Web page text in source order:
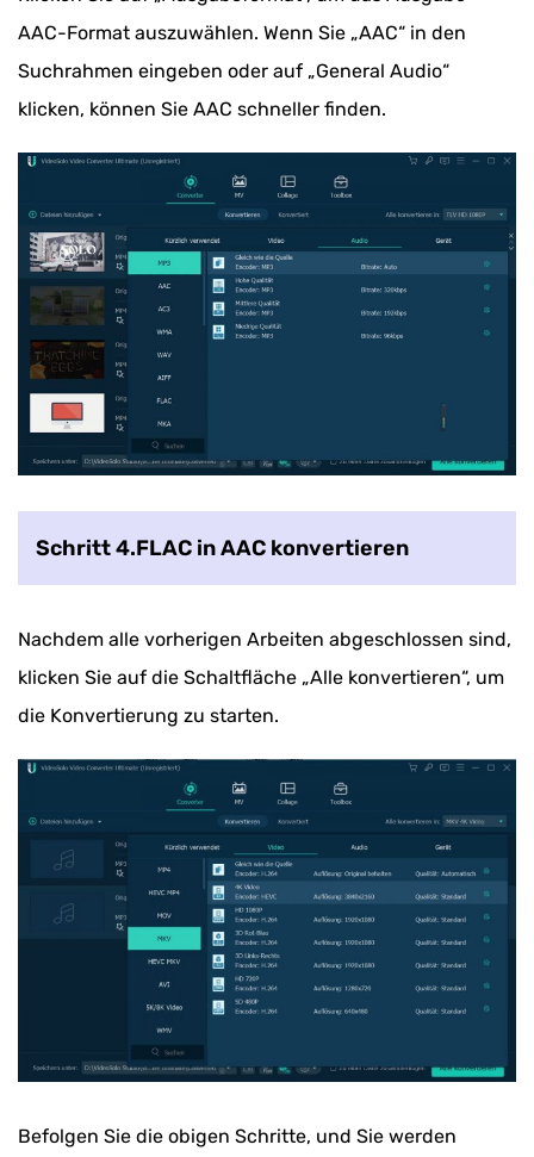
AAC-Format auszuwählen. Wenn Sie „AAC“ in den
Suchrahmen eingeben oder auf „General Audio“
klicken, können Sie AAC schneller finden.
Schritt 4.FLAC in AAC konvertieren
Nachdem alle vorherigen Arbeiten abgeschlossen sind,
klicken Sie auf die Schaltfläche „Alle konvertieren“, um
die Konvertierung zu starten.
Befolgen Sie die obigen Schritte, und Sie werden